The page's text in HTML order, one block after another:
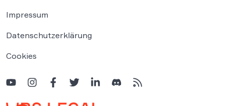
Impressum
Datenschutzerklärung
Cookies